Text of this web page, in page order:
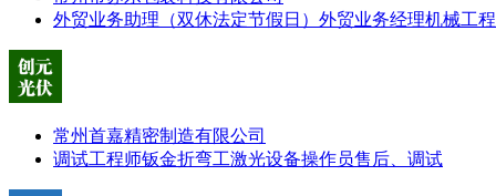
外贸业务助理（双休法定节假日） 外贸业务经理机械工
常州首嘉精密制造有限公司
调试工程师钣金折弯工激光设备操作员售后、调试